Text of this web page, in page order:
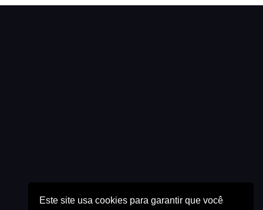
Este site usa cookies para garantir que você